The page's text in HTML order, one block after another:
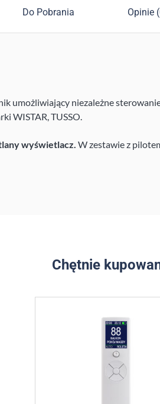
Do Pobrania Opinie
umożliwiający niezależne
WISTAR, TUSSO.
wyświetlacz. W zestawie z
Chętnie